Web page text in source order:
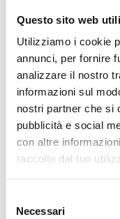
Questo sito web
Utilizziamo i cookie
annunci, per fornire
analizzare il nostro
informazioni sul
nostri partner che si
pubblicità e social
con altre
raccolto dal tuo
delNecessari
G_VOLT VIBRAM
ANTHRACITE